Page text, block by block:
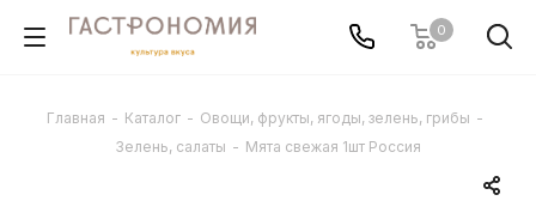
0
Главная - Каталог - Овощи, фрукты, ягоды, зелень, грибы -
Зелень, салаты - Мята свежая 1шт Россия